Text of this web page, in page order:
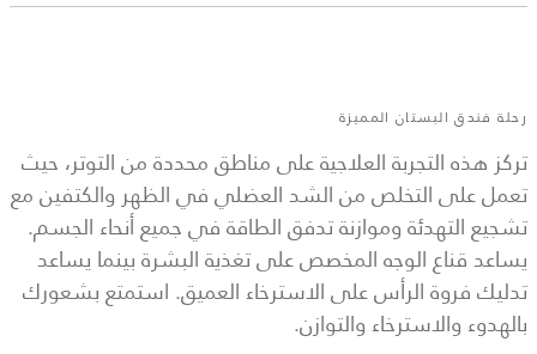
رحلة فندق البستان المميزة
تركز هذه التجربة العلاجية على مناطق محددة من التوتر، حيث
تعمل على التخلص من الشد العضلي في الظهر والكتفين مع
تشجيع التهدئة وموازنة تدفق الطاقة في جميع أنحاء الجسم.
يساعد قناع الوجه المخصص على تغذية البشرة بينما يساعد
تدليك فروة الرأس على الاسترخاء العميق. استمتع بشعورك
بالهدوء والاسترخاء والتوازن.